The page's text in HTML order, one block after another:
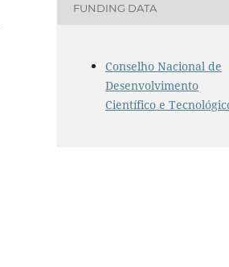
FUNDING DATA
Conselho Nacional de
Desenvolvimento
Científico e